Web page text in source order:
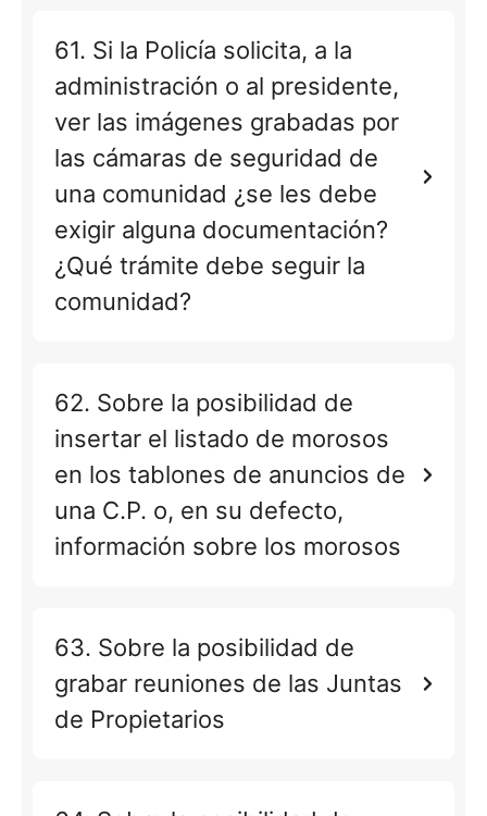
61. Si la Policía solicita, a la
administración o al presidente,
ver las imágenes grabadas por
las cámaras de seguridad de
una comunidad ¿se les debe
exigir alguna documentación?
¿Qué trámite debe seguir la
comunidad?
62. Sobre la posibilidad de
insertar el listado de morosos
en los tablones de anuncios de
una C.P. o, en su defecto,
información sobre los morosos
63. Sobre la posibilidad de
grabar reuniones de las Juntas
de Propietarios